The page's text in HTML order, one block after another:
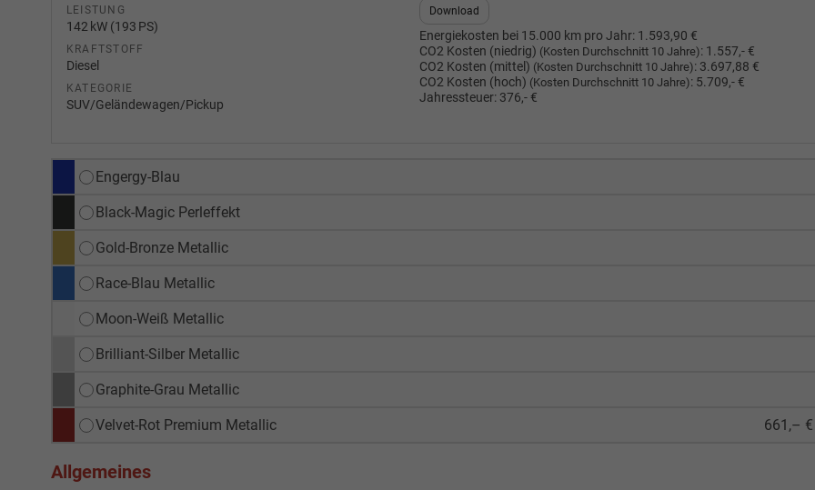
LEISTUNG
142 kW (193 PS)
KRAFTSTOFF
Diesel
KATEGORIE
SUV/Geländewagen/Pickup
Download
Energiekosten bei 15.000 km pro Jahr: 1.593,90 €
CO2 Kosten (niedrig) (Kosten Durchschnitt 10 Jahre): 1.557,- €
CO2 Kosten (mittel) (Kosten Durchschnitt 10 Jahre): 3.697,88 €
CO2 Kosten (hoch) (Kosten Durchschnitt 10 Jahre): 5.709,- €
Jahressteuer: 376,- €
Engergy-Blau
Black-Magic Perleffekt
Gold-Bronze Metallic
Race-Blau Metallic
Moon-Weiß Metallic
Brilliant-Silber Metallic
Graphite-Grau Metallic
Velvet-Rot Premium Metallic 661,– €
Allgemeines